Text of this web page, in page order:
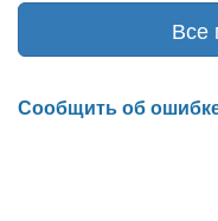
Все
Сообщить об